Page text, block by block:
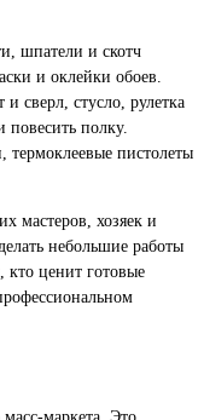
шпатели и скотч
и оклейки обоев.
сверл, стусло, рулетка
повесить полку.
термоклеевые пистолеты
мастеров, хозяек и
небольшие работы
ценит готовые